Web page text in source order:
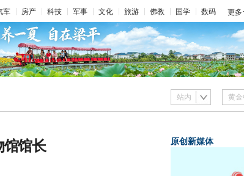
车 房产 科技 军事 文化 旅游 佛教 国学 数码 更多
站内
馆馆长 原创新媒体